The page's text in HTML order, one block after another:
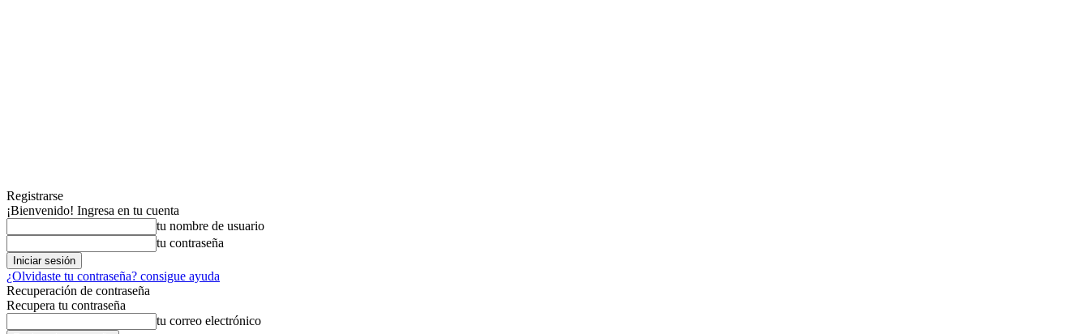
Registrarse
¡Bienvenido! Ingresa en tu cuenta
tu nombre de usuario
tu contraseña
¿Olvidaste tu contraseña? consigue ayuda
Recuperación de contraseña
Recupera tu contraseña
tu correo electrónico